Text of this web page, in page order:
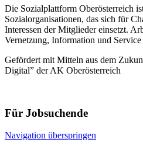
Die Sozialplattform Oberösterreich
Sozialorganisationen, das sich für
Interessen der Mitglieder einsetzt.
Vernetzung, Information und
Gefördert mit Mitteln aus dem
Digital” der AK Oberösterreich
Für Jobsuchende
Navigation überspringen